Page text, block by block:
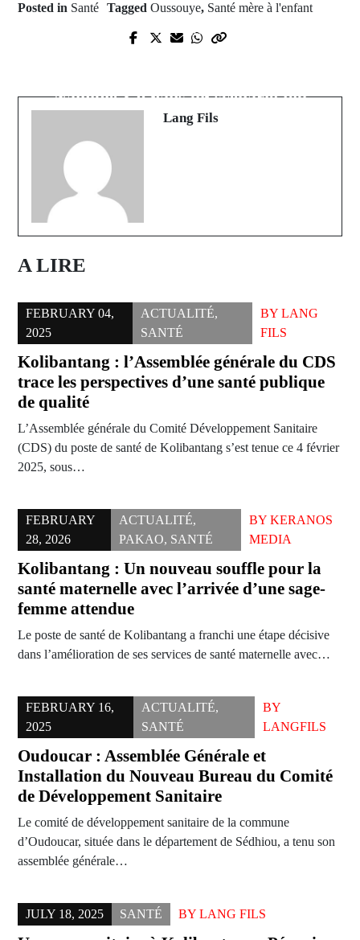
Posted in Santé Tagged Oussouye, Santé mère à l'enfant
Prev Post
étonnante
Namibie 3-0 dans un scénario fou
Lang Fils
A LIRE
FEBRUARY 04,
2025
ACTUALITÉ,
SANTÉ
BYLANG
FILS
Kolibantang : l’Assemblée générale du CDS
trace les perspectives d’une santé publique
de qualité
L’Assemblée générale du Comité Développement Sanitaire
(CDS) du poste de santé de Kolibantang s’est tenue ce 4 février
2025, sous…
FEBRUARY
28, 2026
ACTUALITÉ,
PAKAO, SANTÉ
BYKERANOS
MEDIA
Kolibantang : Un nouveau souffle pour la
santé maternelle avec l’arrivée d’une sage-
femme attendue
Le poste de santé de Kolibantang a franchi une étape décisive
dans l’amélioration de ses services de santé maternelle avec…
FEBRUARY 16,
2025
ACTUALITÉ,
SANTÉ
BY
LANGFILS
Oudoucar : Assemblée Générale et
Installation du Nouveau Bureau du Comité
de Développement Sanitaire
Le comité de développement sanitaire de la commune
d’Oudoucar, située dans le département de Sédhiou, a tenu son
assemblée générale…
JULY 18, 2025 SANTÉ BY LANG FILS